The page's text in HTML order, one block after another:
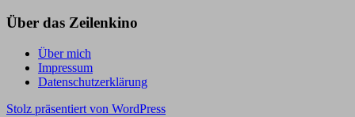
Über das Zeilenkino
Über mich
Impressum
Datenschutzerklärung
Stolz präsentiert von WordPress